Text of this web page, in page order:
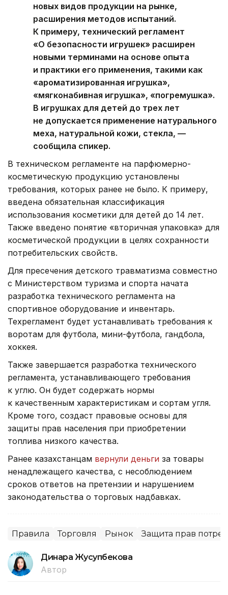
новых видов продукции на рынке,
расширения методов испытаний.
К примеру, технический регламент
«О безопасности игрушек» расширен
новыми терминами на основе опыта
и практики его применения, такими как
«ароматизированная игрушка»,
«мягконабивная игрушка», «погремушка».
В игрушках для детей до трех лет
не допускается применение натурального
меха, натуральной кожи, стекла, —
сообщила спикер.
В техническом регламенте на парфюмерно-
косметическую продукцию установлены
требования, которых ранее не было. К примеру,
введена обязательная классификация
использования косметики для детей до 14 лет.
Также введено понятие «вторичная упаковка» для
косметической продукции в целях сохранности
потребительских свойств.
Для пресечения детского травматизма совместно
с Министерством туризма и спорта начата
разработка технического регламента на
спортивное оборудование и инвентарь.
Техрегламент будет устанавливать требования к
воротам для футбола, мини-футбола, гандбола,
хоккея.
Также завершается разработка технического
регламента, устанавливающего требования
к углю. Он будет содержать нормы
к качественным характеристикам и сортам угля.
Кроме того, создаст правовые основы для
защиты прав населения при приобретении
топлива низкого качества.
Ранее казахстанцам вернули деньги за товары
ненадлежащего качества, с несоблюдением
сроков ответов на претензии и нарушением
законодательства о торговых надбавках.
Правила Торговля Рынок Защита прав
Динара Жусупбекова
Автор